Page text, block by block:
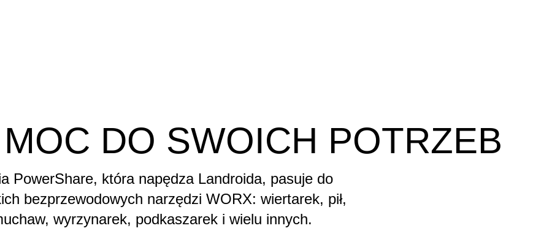
DO SWOICH POTRZEB
PowerShare, która napędza Landroida, pasuje do
bezprzewodowych narzędzi WORX: wiertarek, pił,
wyrzynarek, podkaszarek i wielu innych.